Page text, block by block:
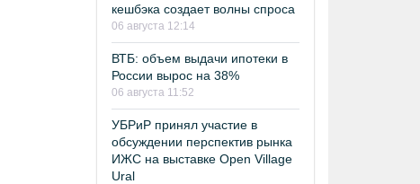
кешбэка создает волны спроса
06 августа 12:14
ВТБ: объем выдачи ипотеки в
России вырос на 38%
06 августа 11:52
УБРиР принял участие в
обсуждении перспектив рынка
ИЖС на выставке Open Village
Ural